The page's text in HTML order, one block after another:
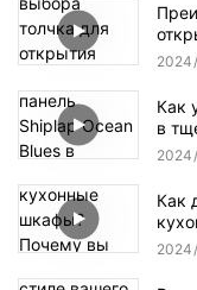
2024
Как
в
2024
Как
2024